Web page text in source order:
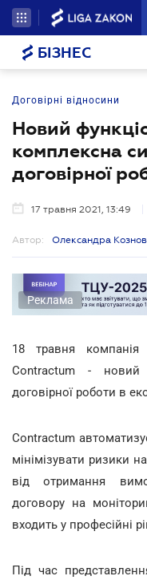
БІЗНЕС
Договірні відносини
Новий
комплексна
договірної
17 травня 2021, 13:49
Автор: Олександра
Реклама
18 травня компанія
Contractum - новий
договірної роботи в
Contractum
мінімізувати ризики
від отримання
договору на
входить у професійні
Під час